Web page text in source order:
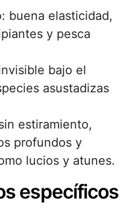
buena elasticidad,
y pesca
bajo el
asustadizas
estiramiento,
profundos y
lucios y atunes.
específicos